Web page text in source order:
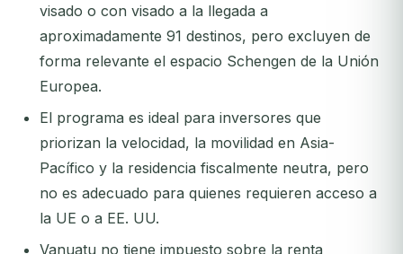
visado o con visado a la llegada a
aproximadamente 91 destinos, pero excluyen de
forma relevante el espacio Schengen de la Unión
Europea.
El programa es ideal para inversores que
priorizan la velocidad, la movilidad en Asia-
Pacífico y la residencia fiscalmente neutra, pero
no es adecuado para quienes requieren acceso a
la UE o a EE. UU.
Vanuatu no tiene impuesto sobre la renta